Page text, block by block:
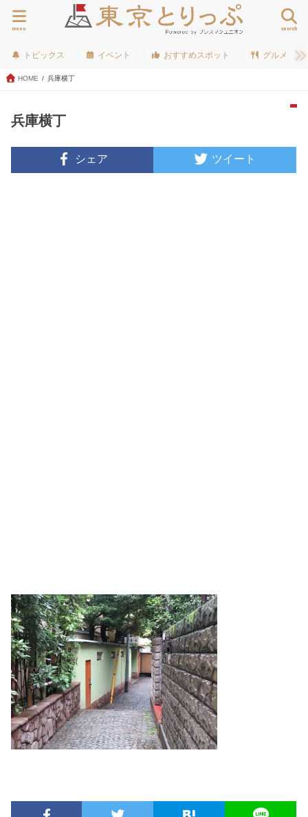
search
menu
トピックス イベント おすすめスポット グルメ
HOME 兵庫横丁
兵庫横丁
シェア ツイート